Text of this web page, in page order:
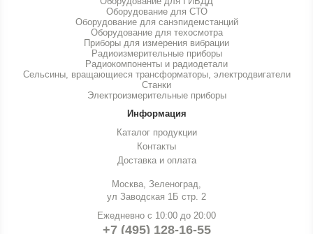
Оборудование для СТО
Оборудование для санэпидемстанций
Оборудование для техосмотра
Приборы для измерения вибрации
Радиоизмерительные приборы
Радиокомпоненты и радиодетали
Сельсины, вращающиеся трансформаторы, электродвигатели
Станки
Электроизмерительные приборы
Информация
Каталог продукции
Контакты
Доставка и оплата
Москва, Зеленоград,
ул Заводская 1Б стр. 2
Ежедневно с 10:00 до 20:00
+7 (495) 128-16-55